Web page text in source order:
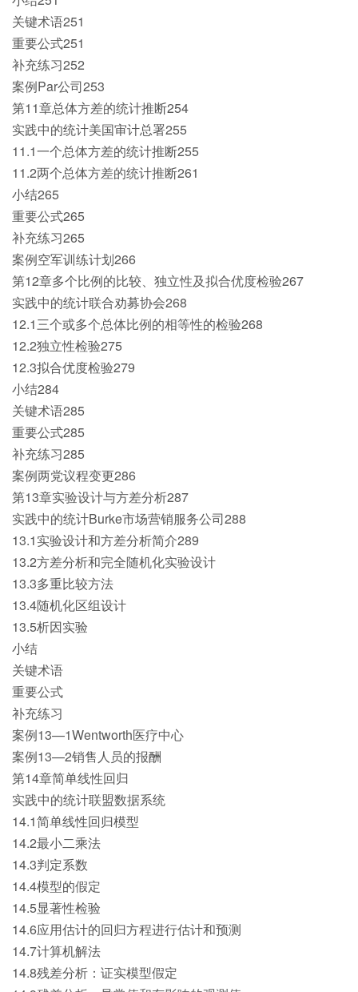
关键术语251
重要公式251
补充练习252
案例Par公司253
第11章总体方差的统计推断254
实践中的统计美国审计总署255
11.1一个总体方差的统计推断255
11.2两个总体方差的统计推断261
小结265
重要公式265
补充练习265
案例空军训练计划266
第12章多个比例的比较、独立性及拟合优度检验267
实践中的统计联合劝募协会268
12.1三个或多个总体比例的相等性的检验268
12.2独立性检验275
12.3拟合优度检验279
小结284
关键术语285
重要公式285
补充练习285
案例两党议程变更286
第13章实验设计与方差分析287
实践中的统计Burke市场营销服务公司288
13.1实验设计和方差分析简介289
13.2方差分析和完全随机化实验设计
13.3多重比较方法
13.4随机化区组设计
13.5析因实验
小结
关键术语
重要公式
补充练习
案例13—1Wentworth医疗中心
案例13—2销售人员的报酬
第14章简单线性回归
实践中的统计联盟数据系统
14.1简单线性回归模型
14.2最小二乘法
14.3判定系数
14.4模型的假定
14.5显著性检验
14.6应用估计的回归方程进行估计和预测
14.7计算机解法
14.8残差分析：证实模型假定